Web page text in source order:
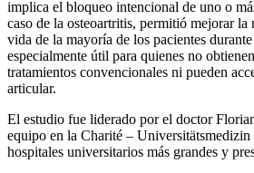
implica el bloqueo intencional de uno o
caso de la osteoartritis, permitió mejorar
vida de la mayoría de los pacientes
especialmente útil para quienes no
tratamientos convencionales ni pueden
articular.
El estudio fue liderado por el doctor
equipo en la Charité –
hospitales universitarios más grandes y